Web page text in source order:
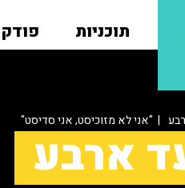
תוכניות
| "אני לא מזוכיסט, אני סדיסט"
ארבע